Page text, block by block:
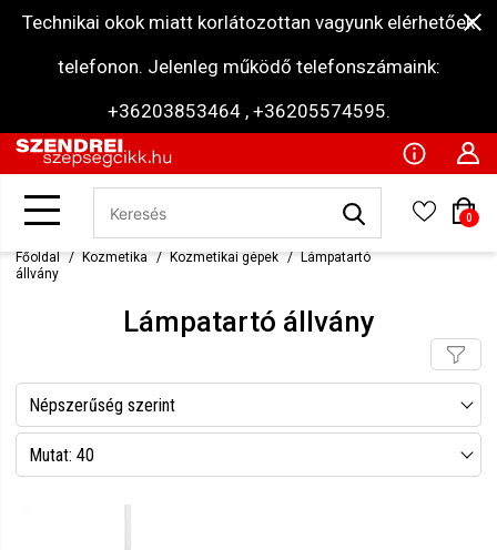
Technikai okok miatt korlátozottan vagyunk elérhetőek
telefonon. Jelenleg működő telefonszámaink:
+36203853464 , +36205574595.
0
Főoldal Kozmetika Kozmetikai gépek
Lámpatartó
állvány
Lámpatartó állvány
Népszerűség szerint
Név szerint csökkenő
Mutat: 40